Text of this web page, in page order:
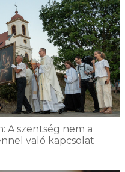
A szentség nem a
való kapcsolat